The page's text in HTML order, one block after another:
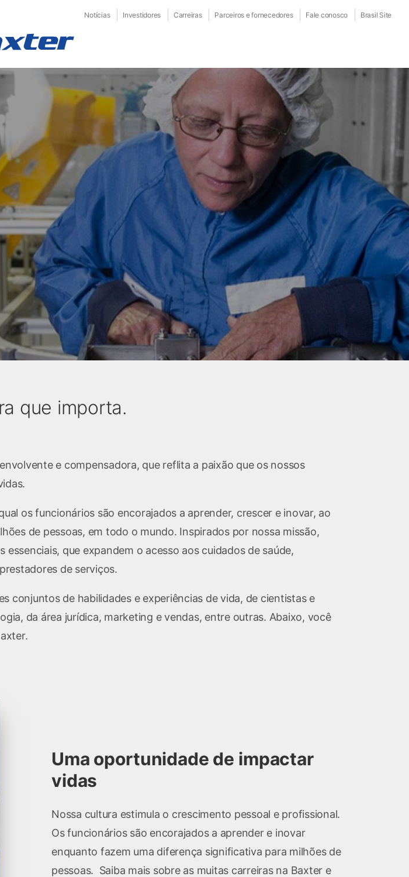
Notícias Investidores Carreiras Parceiros e fornecedores Fale conosco Brasil Site
que importa.
e compensadora, que reflita a paixão que os nossos
os funcionários são encorajados a aprender, crescer e inovar, ao
de pessoas, em todo o mundo. Inspirados por nossa missão,
que expandem o acesso aos cuidados de saúde,
de serviços.
conjuntos de habilidades e experiências de vida, de cientistas e
da área jurídica, marketing e vendas, entre outras. Abaixo, você
Uma oportunidade de impactar
vidas
Nossa cultura estimula o crescimento pessoal e profissional.
Os funcionários são encorajados a aprender e inovar
enquanto fazem uma diferença significativa para milhões de
pessoas. Saiba mais sobre as muitas carreiras na Baxter e